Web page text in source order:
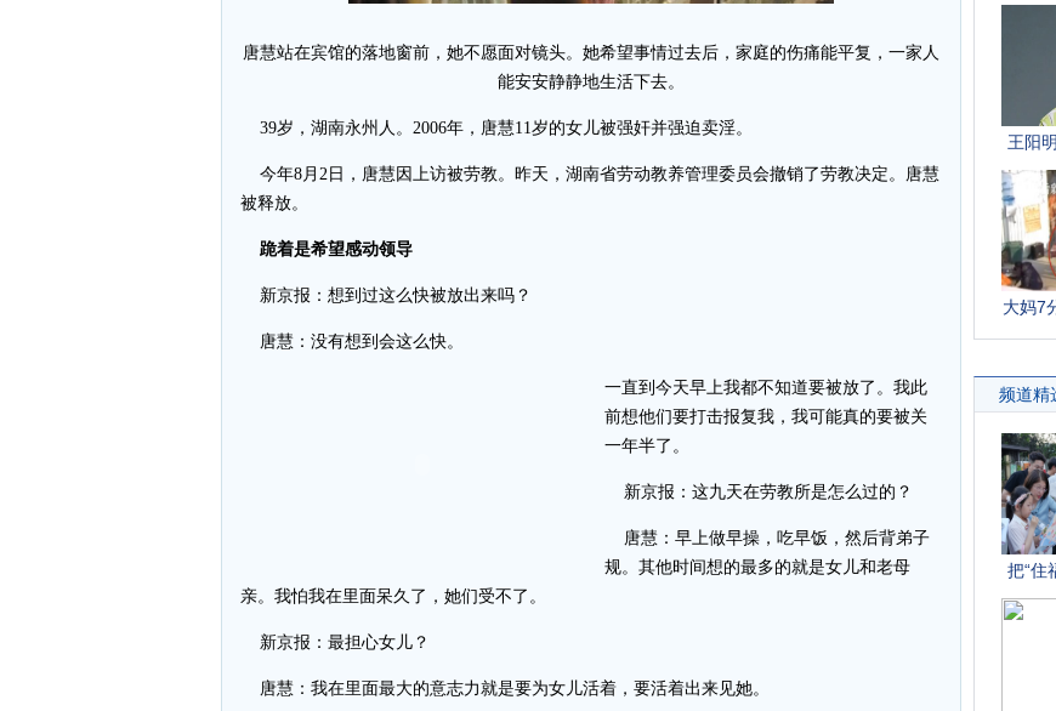
唐慧站在宾馆的落地窗前，她不愿面对镜头。她希望事情过去后，家庭的伤痛能平复，一家人
能安安静静地生活下去。
39岁，湖南永州人。2006年，唐慧11岁的女儿被强奸并强迫卖淫。
今年8月2日，唐慧因上访被劳教。昨天，湖南省劳动教养管理委员会撤销了劳教决定。唐慧
被释放。
跪着是希望感动领导
新京报：想到过这么快被放出来吗？
唐慧：没有想到会这么快。
一直到今天早上我都不知道要被放了。我此
前想他们要打击报复我，我可能真的要被关
一年半了。
新京报：这九天在劳教所是怎么过的？
唐慧：早上做早操，吃早饭，然后背弟子
规。其他时间想的最多的就是女儿和老母
亲。我怕我在里面呆久了，她们受不了。
新京报：最担心女儿？
唐慧：我在里面最大的意志力就是要为女儿活着，要活着出来见她。